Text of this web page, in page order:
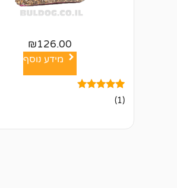
₪126.00
מידע נוסף
מדורג
5.00
1(1)